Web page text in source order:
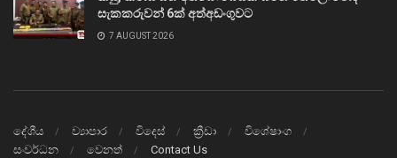
සැකකරුවන් 6ක් අත්අඩංගුවට
7 AUGUST 2026
දේශීය ව්‍යාපාර විදෙස් ක්‍රීඩා
විශේෂාංග
සංවර්ධන
වෙනත් Contact Us